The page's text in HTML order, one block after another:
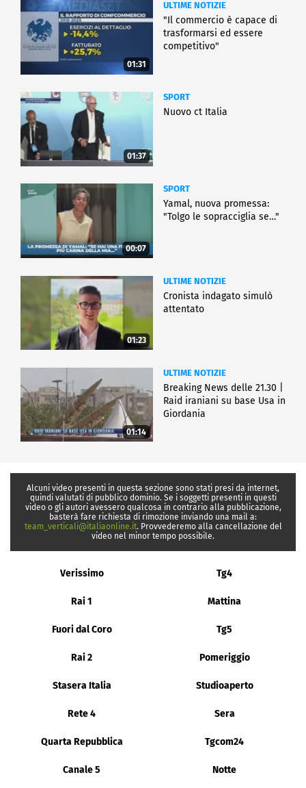
01:31
ULTIME NOTIZIE
"Il commercio è capace di
trasformarsi ed essere
competitivo"
01:37
SPORT
Nuovo ct Italia
00:07
SPORT
Yamal, nuova promessa:
"Tolgo le sopracciglia se…"
01:23
ULTIME NOTIZIE
Cronista indagato simulò
attentato
01:14
ULTIME NOTIZIE
Breaking News delle 21.30 |
Raid iraniani su base Usa in
Giordania
Alcuni video presenti in questa sezione sono stati presi da internet,
quindi valutati di pubblico dominio. Se i soggetti presenti in questi
video o gli autori avessero qualcosa in contrario alla pubblicazione,
basterà fare richiesta di rimozione inviando una mail a:
team_verticali@italiaonline.it. Provvederemo alla cancellazione del
video nel minor tempo possibile.
Verissimo Tg4
Rai 1 Mattina
Fuori dal Coro Tg5
Rai 2 Pomeriggio
Stasera Italia Studioaperto
Rete 4 Sera
Quarta Repubblica Tgcom24
Canale 5 Notte